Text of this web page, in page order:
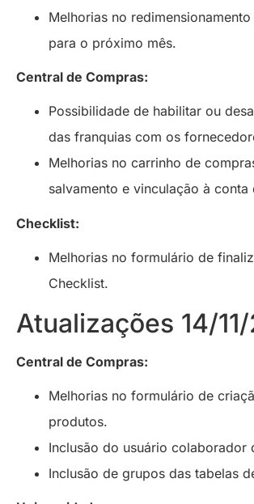
Melhorias no
para o próximo mês.
Central de Compras:
Possibilidade de habilitar ou
das franquias com os
Melhorias no carrinho de
salvamento e vinculação à conta
Checklist:
Melhorias no formulário de
Checklist.
Atualizações 14/
Central de Compras:
Melhorias no formulário de
produtos.
Inclusão do usuário colaborador
Inclusão de grupos das tabelas